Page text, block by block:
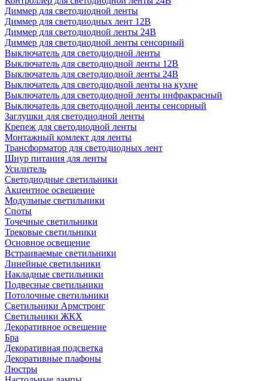
Диммер для светодиодной ленты
Диммер для светодиодных лент 12В
Диммер для светодиодной ленты 24В
Диммер для светодиодной ленты сенсорный
Выключатель для светодиодной ленты
Выключатель для светодиодной ленты 12В
Выключатель для светодиодной ленты 24В
Выключатель для светодиодной ленты на кухне
Выключатель для светодиодной ленты инфракрасный
Выключатель для светодиодной ленты сенсорный
Заглушки для светодиодной ленты
Крепеж для светодиодной ленты
Монтажный комлект для ленты
Трансформатор для светодиодных лент
Шнур питания для ленты
Усилитель
Светодиодные светильники
Акцентное освещение
Модульные светильники
Споты
Точечные светильники
Трековые светильники
Основное освещение
Встраиваемые светильники
Линейные светильники
Накладные светильники
Подвесные светильники
Потолочные светильники
Светильники Армстронг
Светильники ЖКХ
Декоративное освещение
Бра
Декоративная подсветка
Декоративные плафоны
Люстры